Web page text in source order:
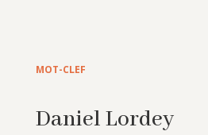
MOT-CLEF
Daniel Lordey